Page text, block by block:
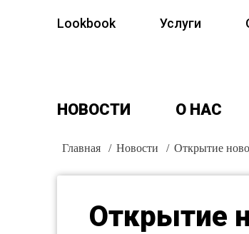
Lookbook Услуги
НОВОСТИ О НАС
Главная / Новости / Открытие
Открытие